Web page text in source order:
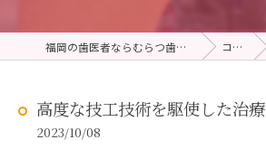
福岡の歯医者ならむらつ歯科クリニック コラム
高度な技工技術を駆使した治療
2023/10/08